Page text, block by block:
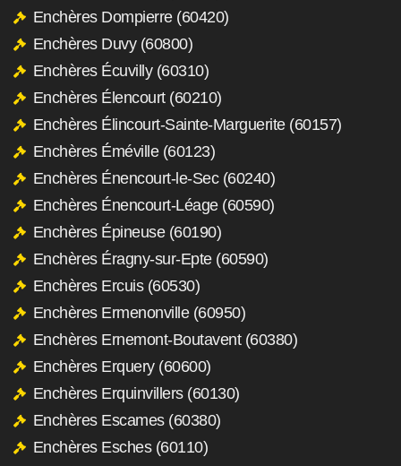
Enchères Dompierre (60420)
Enchères Duvy (60800)
Enchères Écuvilly (60310)
Enchères Élencourt (60210)
Enchères Élincourt-Sainte-Marguerite (60157)
Enchères Éméville (60123)
Enchères Énencourt-le-Sec (60240)
Enchères Énencourt-Léage (60590)
Enchères Épineuse (60190)
Enchères Éragny-sur-Epte (60590)
Enchères Ercuis (60530)
Enchères Ermenonville (60950)
Enchères Ernemont-Boutavent (60380)
Enchères Erquery (60600)
Enchères Erquinvillers (60130)
Enchères Escames (60380)
Enchères Esches (60110)